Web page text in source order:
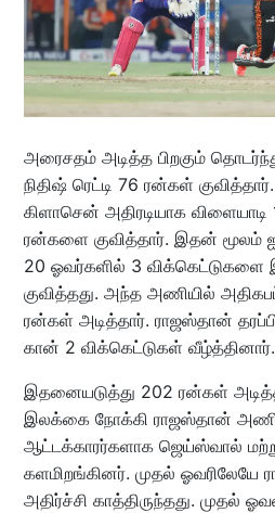
அரைசதம் அடித்த பிறகும்
நிதிஷ் ரெட்டி 76 ரன்கள்
கிளாசென் அதிரடியாக விளையாடி
ரன்களை குவித்தார். இதன் மூலம்
20 ஓவர்களில் 3 விக்கெட்டுகளை
குவித்தது. அந்த அணியில்
ரன்கள் அடித்தார். ராஜஸ்தான்
கான் 2 விக்கெட்டுகள் வீழ்த்தினார்.
இதனையடுத்து 202 ரன்கள்
இலக்கை நோக்கி ராஜஸ்தான்
ஆட்டக்காரர்களாக ஜெய்ஸ்வால்
களமிறங்கினர். முதல்
அதிர்ச்சி காத்திருந்தது. முதல்